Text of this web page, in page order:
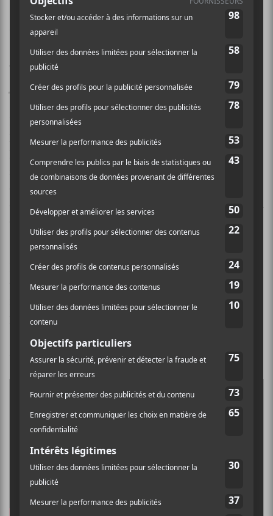
Les deux artistes dévoilent
aujourd’hui l’extrait
mettant la table pour ce projet en
tandem intitulé
jour le 14 mars prochain.
Le pianiste québécois
harpiste basée à Los Angeles,Lara Somogyi
lanceront ce projet collaboratif de 11 chansons
improvisées. Ils y explorent la création à l’improviste
et désirent illustrer le passage de l’aube au crépuscule
dans des chansons tout en dualité, parfois simples, et à
d’autres moments, plus complexes.
Le talent de la harpiste et sa faculté à proposer des
techniques bien spéciales à elle-même avec son
instrument rencontreront les mélodies évocatrices du
pianiste reconnu à l’international.
Monarque est le quatrième simple à être diffusé.